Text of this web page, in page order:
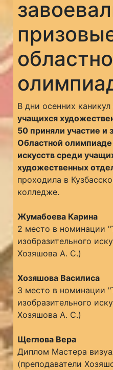
В дни осенних каникул
учащихся
50 приняли участие и
Областной олимпиаде
искусств среди
художественных
проходила в
колледже.
Жумабоева Карина
2 место в номинации
изобразительного
Хозяшова А. С.)
Хозяшова Василиса
3 место в номинации
изобразительного
Хозяшова А. С.)
Щеглова Вера
Диплом Мастера
(преподаватели